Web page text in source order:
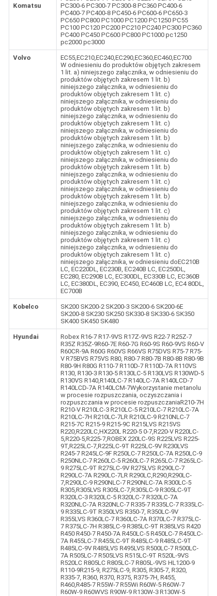
Komatsu
PC300-6 PC300-7 PC300-8 PC360 PC400-6
PC400-7 PC400-8 PC450-6 PC600-6 PC650-3
PC650 PC800 PC1000 PC1200 PC1250 PC55
PC100 PC120 PC200 PC210 PC240 PC300 PC360
PC400 PC450 PC600 PC800 PC1000 pc1250
pc2000 pc3000
Volvo
EC55,EC210,EC240,EC290,EC360,EC460,EC700
W odniesieniu do produktów objętych zakresem
1 lit. a) niniejszego załącznika, w odniesieniu do
produktów objętych zakresem 1 lit. b)
niniejszego załącznika, w odniesieniu do
produktów objętych zakresem 1 lit. c)
niniejszego załącznika, w odniesieniu do
produktów objętych zakresem 1 lit. b)
niniejszego załącznika, w odniesieniu do
produktów objętych zakresem 1 lit. c)
niniejszego załącznika, w odniesieniu do
produktów objętych zakresem 1 lit. b)
niniejszego załącznika, w odniesieniu do
produktów objętych zakresem 1 lit. c)
niniejszego załącznika, w odniesieniu do
produktów objętych zakresem 1 lit. b)
niniejszego załącznika, w odniesieniu do
produktów objętych zakresem 1 lit. c)
niniejszego załącznika, w odniesieniu do
produktów objętych zakresem 1 lit. b)
niniejszego załącznika, w odniesieniu do
produktów objętych zakresem 1 lit. c)
niniejszego załącznika, w odniesieniu do
produktów objętych zakresem 1 lit. b)
niniejszego załącznika, w odniesieniu do
produktów objętych zakresem 1 lit. c)
niniejszego załącznika, w odniesieniu do
produktów objętych zakresem 1 lit. c)
niniejszego załącznika, w odniesieniu doEC210B
LC, EC220DL, EC230B, EC240B LC, EC250DL,
EC280, EC290B LC, EC300DL, EC330B LC, EC360B
LC, EC380DL, EC390, EC450, EC460B LC, EC4 80DL,
EC700B
Kobelco
SK200 SK200-2 SK200-3 SK200-6 SK200-6E
SK200-8 SK230 SK250 SK330-8 SK330-6 SK350
SK400 SK450 SK480
Hyundai
Robex R16-7 R17-9VS R17Z-9VS R22-7 R25Z-7
R35Z R35Z-9R60-7E R60-7G R60-9S R60-9VS R60-V
R60CR-9A R60G R60VS R66VS R75DVS R75-7 R75-
V R75BVS R75VS R80, R80-7 R80-7B R80-8B R80-9B
R80-9H R80G R110-7 R110D-7 R110D-7A R110VS
R130, R130-3 R130-5 R130LC-5 R130LVS R130WD-5
R130VS R140,R140LC-7 R140LC-7A R140LCD-7
R140LCD-7A R140LCM-7Wykorzystanie metanolu
w procesie rozpuszczania, oczyszczania i
rozpuszczania w procesie rozpuszczaniaR210-7H
R210-V R210LC-3 R210LC-5 R210LC-7 R210LC-7A
R210LC-7H R210LC-7LR R210LC-9 R210NLC-7
R215-7C R215-9 R215-9C R215LVS R215VS
R220,R220LC,HX220L R220-5 0-7,R220-V R220LC-
5,R220-5,R225-7,ROBEX 220LC-9S R225LVS R225-
9T,R225LC-7,R225LC-9T R225LC-9V R230LVS
R245-7 R245LC-9F R250LC-7 R250LC-7A R250LC-9
R250NLC-7 R260LC-5 R260LC-7 R265LC-7 R265LC-
9 R275LC-9T R275LC-9V R275LVS R290LC-7
R290LC-7A R290LC-7LR R290LC,R290,R290LC-
7,R290LC-9 R290NLC-7 R290NLC-7A R300LC-5
R305,R305LVS R305LC-7,R305LC-9 R305LC-9T
R320LC-3 R320LC-5 R320LC-7 R320LC-7A
R320NLC-7A R320NLC-7 R335-7 R335LC-7 R335LC-
9 R335LC-9T R350LVS R350-7, R350LC-9V
R355LVS R360LC-7 R360LC-7A R370LC-7 R375LC-
7 R375LC-7H R385LC-9 R385LC-9T R385LVS R420
R450 R450-7 R450-7A R450LC-5 R450LC-7 R450LC-
7A R455LC-7 R455LC-9T R485LC-9 R485LC-9T
R485LC-9V R485LVS R495LVS R500LC-7 R500LC-
7A R505LC-7 R505LVS R515LC-9T R520L-9VS
R520LC R805LC R805LC-7 R805L-9VS HL1200-9
R110-9R215-9, R275LC-9, R305, R305-7, R320,
R335-7, R360, R370, R375, R375-7H, R455,
R460,R485-7 R55W-7 R55Wi R60W-5 R60W-7
R60W-9 R60WVS R90W-9 R130W-3 R130W-5